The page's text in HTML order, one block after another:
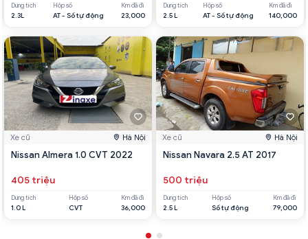
Dung tích
2.3L
Hộp số
AT - Số tự động
Km đã đi
23,000
Xe cũ Hà Nội
Nissan Almera 1.0 CVT 2022
405 triệu
Dung tích
1.0 L
Hộp số
CVT
Km đã đi
36,000
Dung tích
2.5 L
Hộp số
AT - Số tự động
Km đã đi
140,000
Xe cũ Hà Nội
Nissan Navara 2.5 AT 2017
500 triệu
Dung tích
2.5 L
Hộp số
Số tự động
Km đã đi
79,000